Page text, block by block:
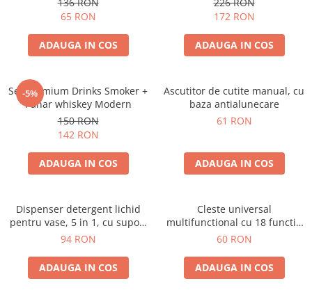
65 RON
ADAUGA IN COS
172 RON
ADAUGA IN COS
-5%
Set premium Drinks Smoker +
Pahar whiskey Modern
150 RON
142 RON
ADAUGA IN COS
Ascutitor de cutite manual, cu
baza antialunecare
61 RON
ADAUGA IN COS
Dispenser detergent lichid
pentru vase, 5 in 1, cu suport
burete si laveta, organizator
94 RON
ADAUGA IN COS
Cleste universal
multifunctional cu 18 functii,
pliabil
60 RON
ADAUGA IN COS